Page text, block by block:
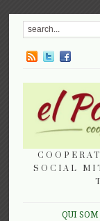
SOCIAL
QUI SOM